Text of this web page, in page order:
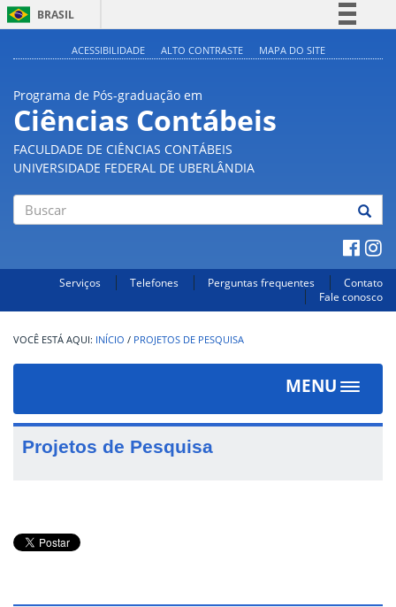
BRASIL
Acesso à informação
ACESSIBILIDADE ALTO CONTRASTE MAPA DO SITE
Programa de Pós-graduação em
Ciências Contábeis
FACULDADE DE CIÊNCIAS CONTÁBEIS
UNIVERSIDADE FEDERAL DE UBERLÂNDIA
Serviços Telefones Perguntas frequentes
Contato
Fale conosco
INÍCIO / PROJETOS DE PESQUISA
MENU
Toggle
Projetos de Pesquisa